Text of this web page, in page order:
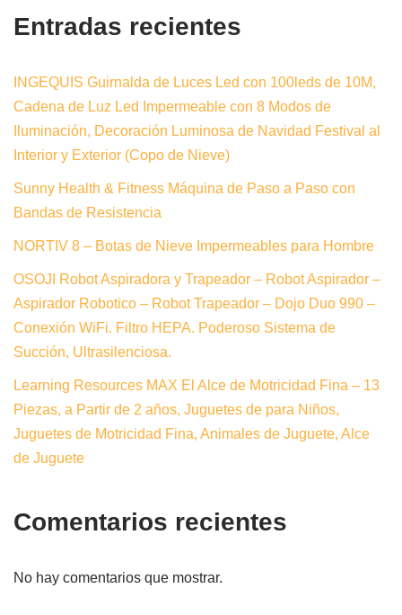
Entradas recientes
INGEQUIS Guirnalda de Luces Led con 100leds de 10M,
Cadena de Luz Led Impermeable con 8 Modos de
Iluminación, Decoración Luminosa de Navidad Festival al
Interior y Exterior (Copo de Nieve)
Sunny Health & Fitness Máquina de Paso a Paso con
Bandas de Resistencia
NORTIV 8 – Botas de Nieve Impermeables para Hombre
OSOJI Robot Aspiradora y Trapeador – Robot Aspirador –
Aspirador Robotico – Robot Trapeador – Dojo Duo 990 –
Conexión WiFi. Filtro HEPA. Poderoso Sistema de
Succión, Ultrasilenciosa.
Learning Resources MAX El Alce de Motricidad Fina – 13
Piezas, a Partir de 2 años, Juguetes de para Niños,
Juguetes de Motricidad Fina, Animales de Juguete, Alce
de Juguete
Comentarios recientes
No hay comentarios que mostrar.